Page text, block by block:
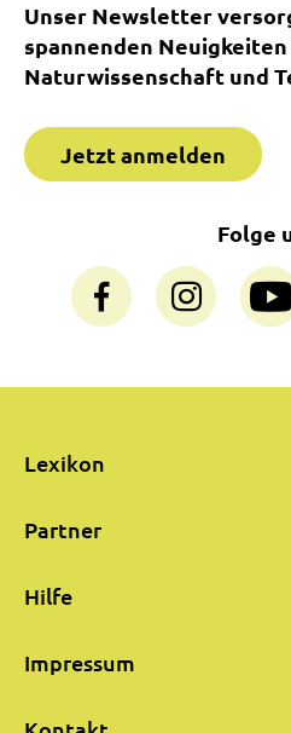
Unser Newsletter
spannenden
Naturwissenschaft und
Jetzt anmelden
Folge
Lexikon
Partner
Hilfe
Impressum